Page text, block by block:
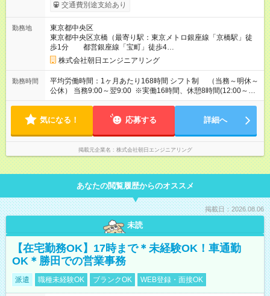
交通費別途支給あり
勤務地
東京都中央区
東京都中央区京橋（最寄り駅：東京メトロ銀座線「京橋駅」徒
歩1分 都営銀座線「宝町」徒歩4
分 都営銀座線
「宝町」徒歩4分）
株式会社朝日エンジニアリング
勤務時間
平均労働時間：1ヶ月あたり168時間 シフト制 （当務～明休～
公休） 当務9:00～翌9:00 ※実働16時間、休憩8時間(12:00～
13:00、18:30～19:30、23:00～翌5:00) ※日勤 9:00～18:00 休
労働時間：1ヶ月あたり168時間 シフト制 （当務～明休～公
13:00、18:30～19:30、23:00～翌5:00) ※日勤 9:00～18:00 休
憩1時間(12:00～13:00)が月1日発生する場合もあります。
気になる！ 応募する 詳細へ
掲載元企業名 株式会社朝日エンジニアリング
あなたの閲覧履歴からのオススメ
掲載日：2026.08.06
未読
【在宅勤務OK】17時まで＊未経験OK！車通勤
OK＊勝田での営業事務
派遣 職種未経験OK ブランクOK WEB登録・面接OK